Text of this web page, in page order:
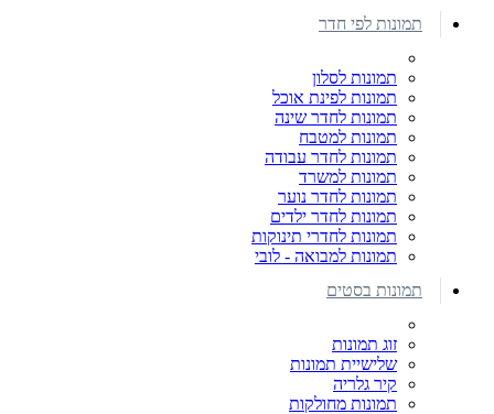
תמונות לפי חדר
תמונות לסלון
תמונות לפינת אוכל
תמונות לחדר שינה
תמונות למטבח
תמונות לחדר עבודה
תמונות למשרד
תמונות לחדר נוער
תמונות לחדר ילדים
תמונות לחדרי תינוקות
תמונות למבואה - לובי
תמונות בסטים
זוג תמונות
שלישיית תמונות
קיר גלריה
תמונות מחולקות